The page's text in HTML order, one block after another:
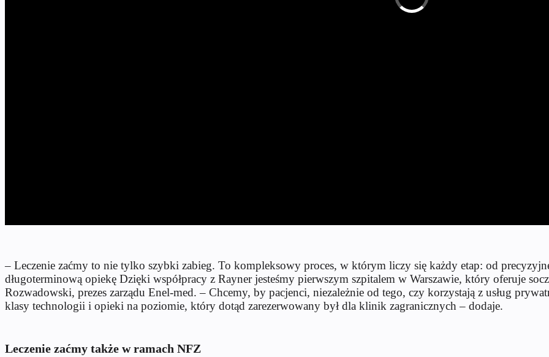
– Leczenie zaćmy to nie tylko szybki zabieg. To kompleksowy proces, w którym liczy się każdy etap: od
długoterminową opiekę Dzięki współpracy z Rayner jesteśmy pierwszym szpitalem w Warszawie, który oferuje
Rozwadowski, prezes zarządu Enel-med. – Chcemy, by pacjenci, niezależnie od tego, czy korzystają z usług
klasy technologii i opieki na poziomie, który dotąd zarezerwowany był dla klinik zagranicznych – dodaje.
Leczenie zaćmy także w ramach NFZ